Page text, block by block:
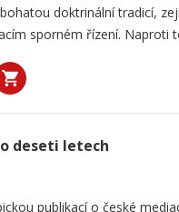
doktrinální tradicí,
sporném řízení. Naproti
deseti letech
publikací o české